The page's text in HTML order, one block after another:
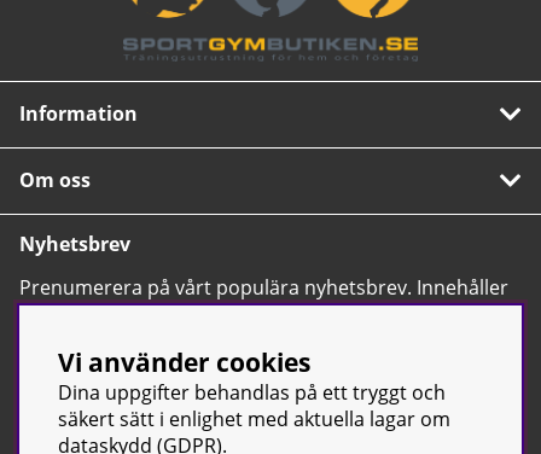
Information
Om oss
Nyhetsbrev
Prenumerera på vårt populära nyhetsbrev. Innehåller
tips, nyheter och våra allra bästa erbjudanden.
Vi använder cookies
Dina uppgifter behandlas på ett tryggt och
säkert sätt i enlighet med aktuella lagar om
dataskydd (GDPR).